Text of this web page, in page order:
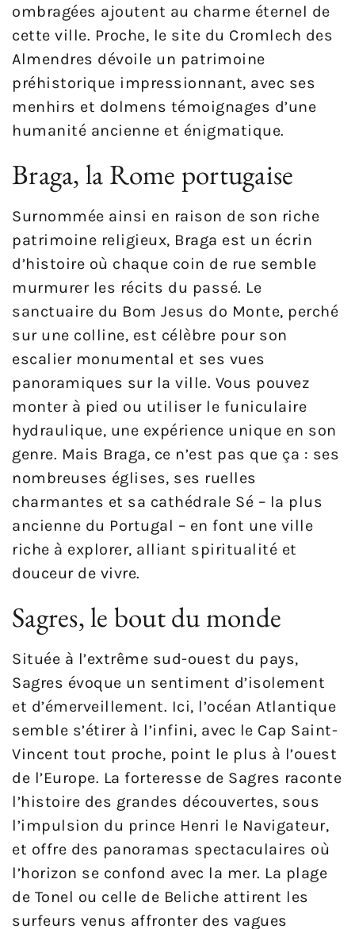
ombragées ajoutent au charme éternel de
cette ville. Proche, le site du Cromlech des
Almendres dévoile un patrimoine
préhistorique impressionnant, avec ses
menhirs et dolmens témoignages d’une
humanité ancienne et énigmatique.
Braga, la Rome portugaise
Surnommée ainsi en raison de son riche
patrimoine religieux, Braga est un écrin
d’histoire où chaque coin de rue semble
murmurer les récits du passé. Le
sanctuaire du Bom Jesus do Monte, perché
sur une colline, est célèbre pour son
escalier monumental et ses vues
panoramiques sur la ville. Vous pouvez
monter à pied ou utiliser le funiculaire
hydraulique, une expérience unique en son
genre. Mais Braga, ce n’est pas que ça : ses
nombreuses églises, ses ruelles
charmantes et sa cathédrale Sé – la plus
ancienne du Portugal – en font une ville
riche à explorer, alliant spiritualité et
douceur de vivre.
Sagres, le bout du monde
Située à l’extrême sud-ouest du pays,
Sagres évoque un sentiment d’isolement
et d’émerveillement. Ici, l’océan Atlantique
semble s’étirer à l’infini, avec le Cap Saint-
Vincent tout proche, point le plus à l’ouest
de l’Europe. La forteresse de Sagres raconte
l’histoire des grandes découvertes, sous
l’impulsion du prince Henri le Navigateur,
et offre des panoramas spectaculaires où
l’horizon se confond avec la mer. La plage
de Tonel ou celle de Beliche attirent les
surfeurs venus affronter des vagues